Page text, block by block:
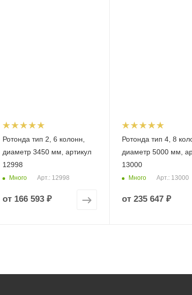
Ротонда тип 2, 6 колонн,
диаметр 3450 мм, артикул
12998
Много Арт.: 12998
от 166 593 ₽
Ротонда тип 4, 8
диаметр 5000 мм,
13000
Много Арт.: 13000
от 235 647 ₽